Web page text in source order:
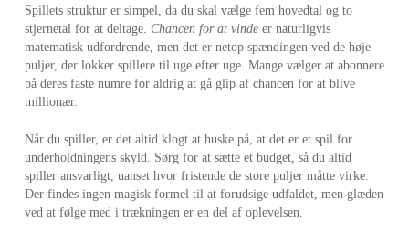
Spillets struktur er simpel, da du skal vælge fem hovedtal og to
stjernetal for at deltage. Chancen for at vindeer naturligvis
matematisk udfordrende, men det er netop spændingen ved de høje
puljer, der lokker spillere til uge efter uge. Mange vælger at abonnere
på deres faste numre for aldrig at gå glip af chancen for at blive
millionær.
Når du spiller, er det altid klogt at huske på, at det er et spil for
underholdningens skyld. Sørg for at sætte et budget, så du altid
spiller ansvarligt, uanset hvor fristende de store puljer måtte virke.
Der findes ingen magisk formel til at forudsige udfaldet, men glæden
ved at følge med i trækningen er en del af oplevelsen.